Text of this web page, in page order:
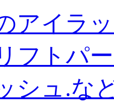
アイラ
フトパ
シュ.な